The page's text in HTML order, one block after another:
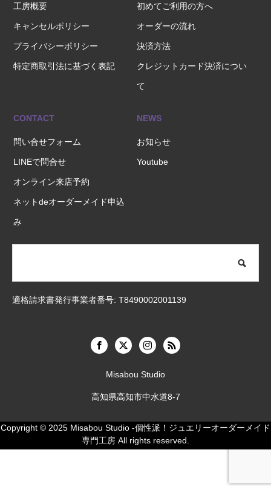
工房概要
キャンセルポリシー
プライバシーポリシー
特定商取引法に基づく表記
初めてご利用の方へ
オーダーの流れ
決済方法
クレジットカード決済につい
て
CONTACT
問い合せフォーム
LINEで問合せ
オンライン来店予約
ネットdeオーダーメイド申込
み
NEWS
お知らせ
Youtube
適格請求書発行事業者番号: T8490002001139
Misabou Studio
高知県高知市中水道8-7
Copyright © 2025 Misabou Studio -個性派！ジュエリーオーダーメイド
専門工房 All rights reserved.